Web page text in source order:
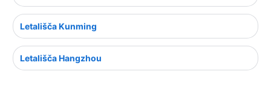
Letališča Kunming
Letališča Hangzhou